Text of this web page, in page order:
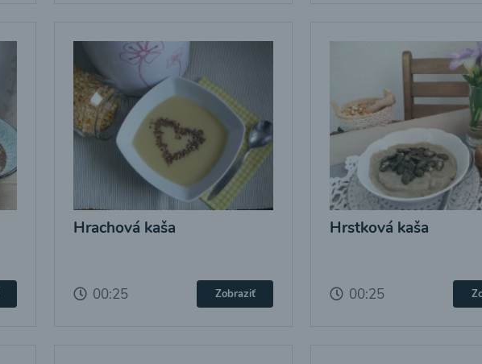
Hrachová kaša
00:25 Zobraziť
Hrstková kaša
00:25